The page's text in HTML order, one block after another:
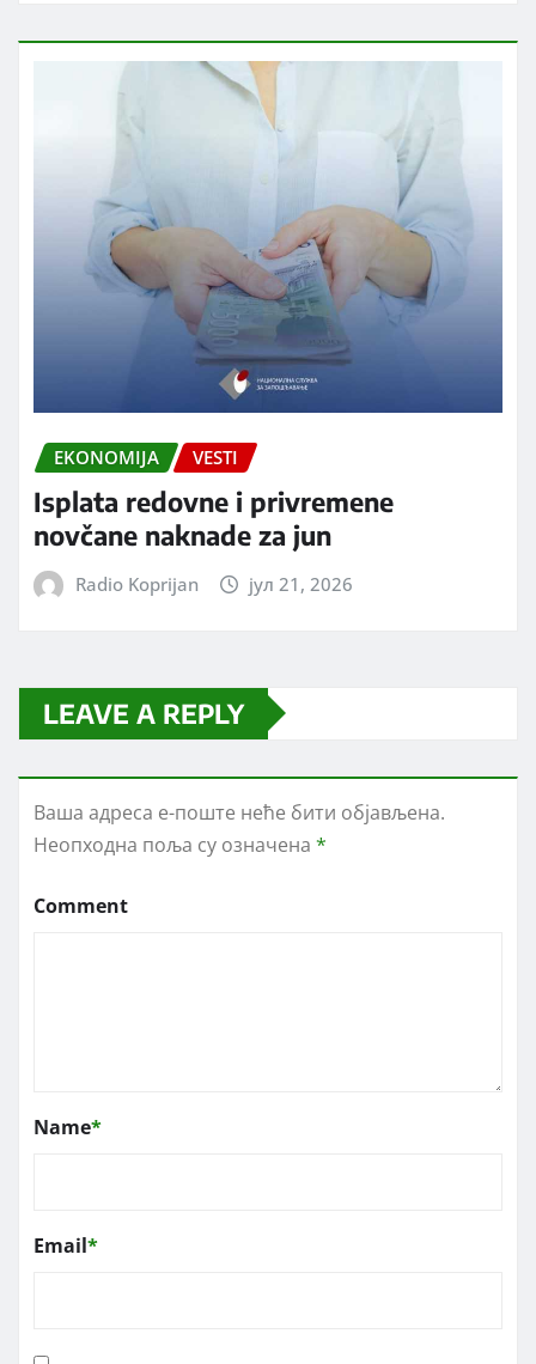
EKONOMIJA VESTI
Isplata redovne i privremene
novčane naknade za jun
Radio Koprijan јул 21, 2026
LEAVE A REPLY
Ваша адреса е-поште неће бити објављена.
Неопходна поља су означена *
Comment
Name*
Email*